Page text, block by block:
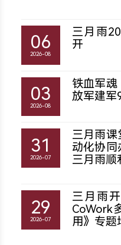
06
2026-08
三月雨
开
03
2026-08
铁血军
放军建军
31
2026-07
三月雨
动化协
三月雨顺
29
2026-07
三月雨
CoWork
用》专题